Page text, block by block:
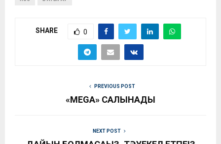
SHARE 0
PREVIOUS POST
«MEGA» САЛЫНАДЫ
NEXT POST